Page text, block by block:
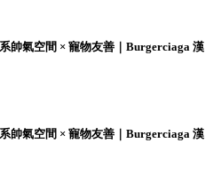
帥氣空間 × 寵物友善｜Burgerciaga 漢
帥氣空間 × 寵物友善｜Burgerciaga 漢